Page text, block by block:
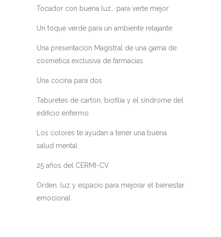
Tocador con buena luz… para verte mejor
Un toque verde para un ambiente relajante
Una presentación Magistral de una gama de
cosmética exclusiva de farmacias
Una cocina para dos
Taburetes de cartón, biofilia y el síndrome del
edificio enfermo
Los colores te ayudan a tener una buena
salud mental
25 años del CERMI-CV
Orden, luz y espacio para mejorar el bienestar
emocional